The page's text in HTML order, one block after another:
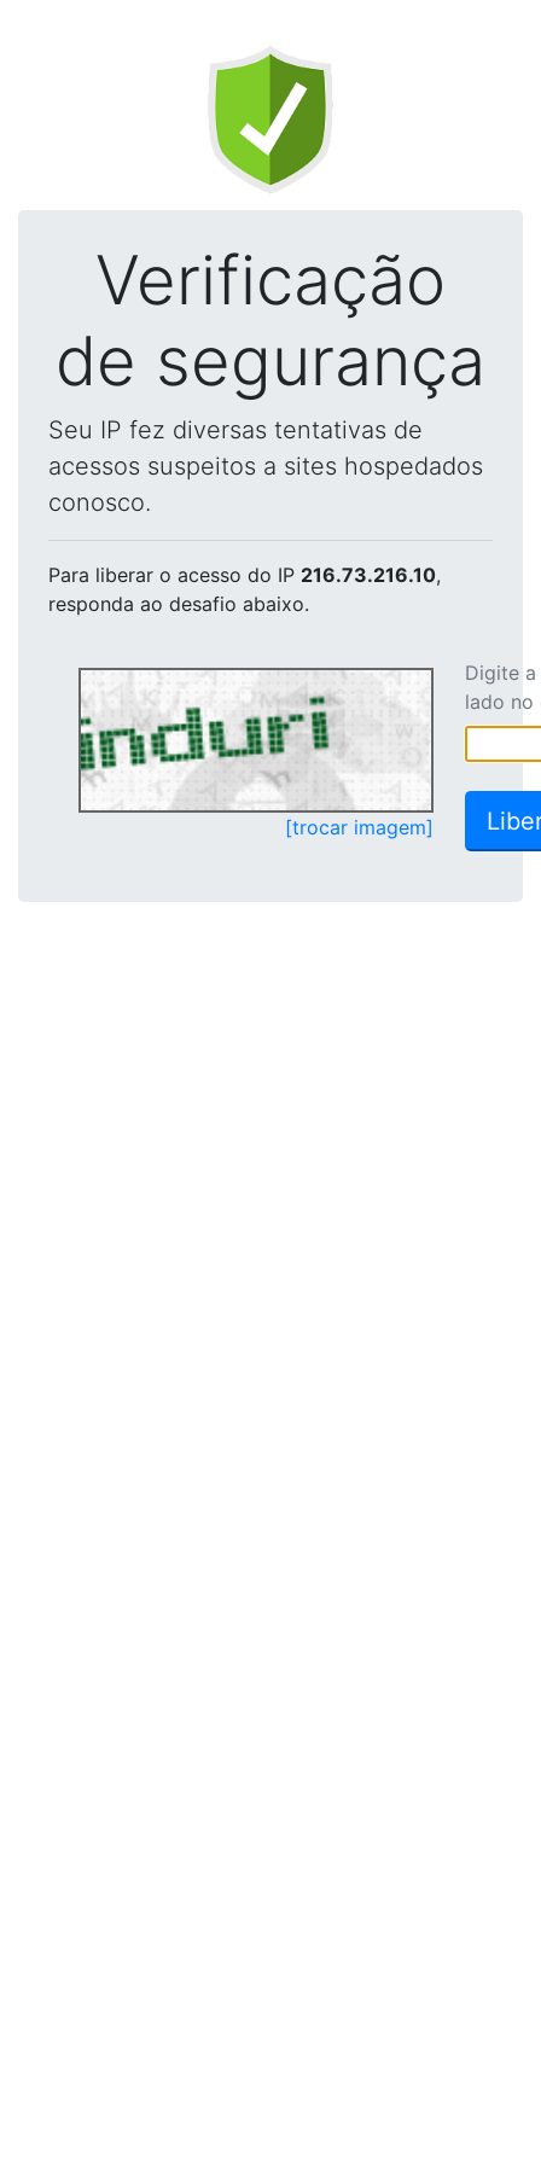
Verificação
de segurança
Seu IP fez diversas tentativas de
acessos suspeitos a sites hospedados
conosco.
Para liberar o acesso do IP 216.73.216.10,
responda ao desafio abaixo.
[trocar imagem]
Digite
lado no